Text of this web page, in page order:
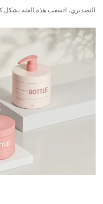
التصديري، اتسعت هذه الفئة بشكل
العناية الشخصية وعلاج الشعر وحتى